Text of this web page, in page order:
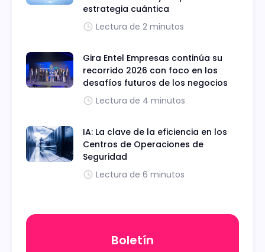
estrategia cuántica
Lectura de 2 minutos
Gira Entel Empresas continúa su
recorrido 2026 con foco en los
desafíos futuros de los negocios
Lectura de 4 minutos
IA: La clave de la eficiencia en los
Centros de Operaciones de
Seguridad
Lectura de 6 minutos
Boletín